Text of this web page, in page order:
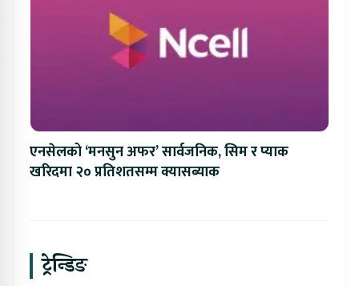
एनसेलको ‘मनसुन अफर’ सार्वजनिक, सिम र प्याक
खरिदमा २० प्रतिशतसम्म क्यासब्याक
ट्रेन्डिङ